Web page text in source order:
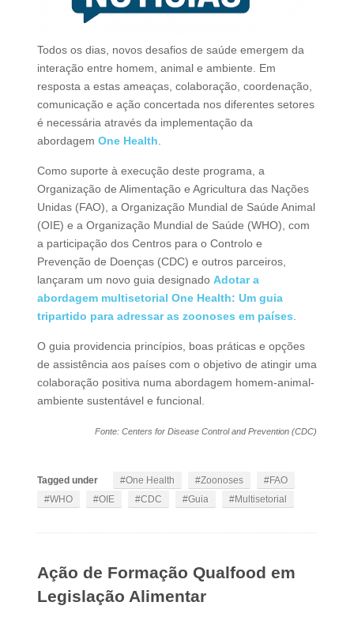
Todos os dias, novos desafios de saúde emergem da
interação entre homem, animal e ambiente. Em
resposta a estas ameaças, colaboração, coordenação,
comunicação e ação concertada nos diferentes setores
é necessária através da implementação da
abordagem One Health.
Como suporte à execução deste programa, a
Organização de Alimentação e Agricultura das Nações
Unidas (FAO), a Organização Mundial de Saúde Animal
(OIE) e a Organização Mundial de Saúde (WHO), com
a participação dos Centros para o Controlo e
Prevenção de Doenças (CDC) e outros parceiros,
lançaram um novo guia designado Adotar a
abordagem multisetorial One Health: Um guia
tripartido para adressar as zoonoses em países.
O guia providencia princípios, boas práticas e opções
de assistência aos países com o objetivo de atingir uma
colaboração positiva numa abordagem homem-animal-
ambiente sustentável e funcional.
Fonte: Centers for Disease Control and Prevention (CDC)
Tagged under One Health Zoonoses
FAO
WHO
OIE CDC Guia Multisetorial
Ação de Formação Qualfood em
Legislação Alimentar